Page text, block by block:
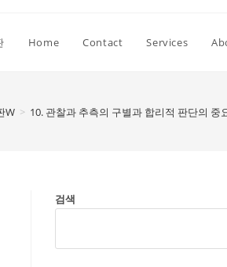
Home Contact Services
W > 10. 관찰과 추측의 구별과 합리적 판단의 중
검색